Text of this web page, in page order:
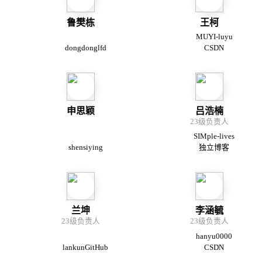
鲁樊栋
dongdonglfd
王柯
MUYI-luyu
CSDN
申思颖
shensiying
吕浩楠
23级负责人
SIMple-lives
独立博客
兰坤
23级负责人
lankunGitHub
李涵毓
23级负责人
hanyu0000
CSDN